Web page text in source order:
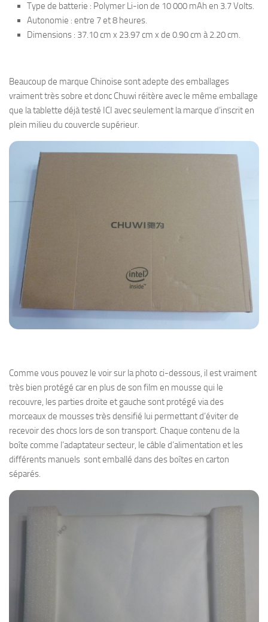
Type de batterie : Polymer Li-ion de 10 000 mAh en 3.7 Volts.
Autonomie : entre 7 et 8 heures.
Dimensions : 37.10 cm x 23.97 cm x de 0.90 cm à 2.20 cm.
Beaucoup de marque Chinoise sont adepte des emballages
vraiment très sobre et donc Chuwi réitère avec le même emballage
que la tablette déjà testé ICI avec seulement la marque d’inscrit en
plein milieu du couvercle supérieur.
Comme vous pouvez le voir sur la photo ci-dessous, il est vraiment
très bien protégé car en plus de son film en mousse qui le
recouvre, les parties droite et gauche sont protégé via des
morceaux de mousses très densifié lui permettant d’éviter de
recevoir des chocs lors de son transport. Chaque contenu de la
boîte comme l’adaptateur secteur, le câble d’alimentation et les
différents manuels sont emballé dans des boîtes en carton
séparés.